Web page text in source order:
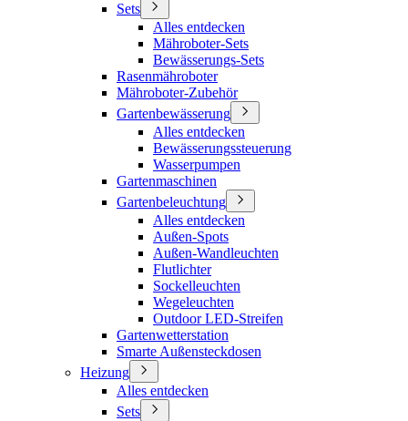
Sets
Alles entdecken
Mähroboter-Sets
Bewässerungs-Sets
Rasenmähroboter
Mähroboter-Zubehör
Gartenbewässerung
Alles entdecken
Bewässerungssteuerung
Wasserpumpen
Gartenmaschinen
Gartenbeleuchtung
Alles entdecken
Außen-Spots
Außen-Wandleuchten
Flutlichter
Sockelleuchten
Wegeleuchten
Outdoor LED-Streifen
Gartenwetterstation
Smarte Außensteckdosen
Heizung
Alles entdecken
Sets